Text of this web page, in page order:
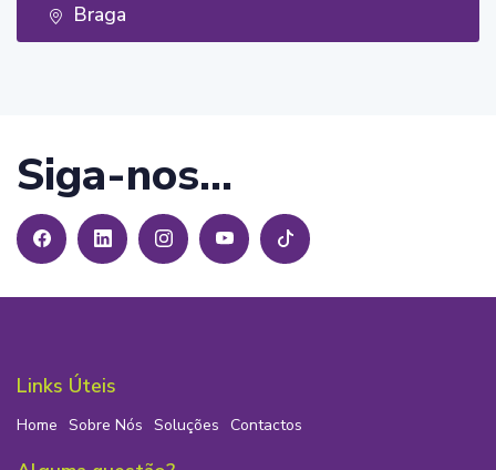
Braga
Siga-nos...
Links Úteis
Home Sobre Nós Soluções Contactos